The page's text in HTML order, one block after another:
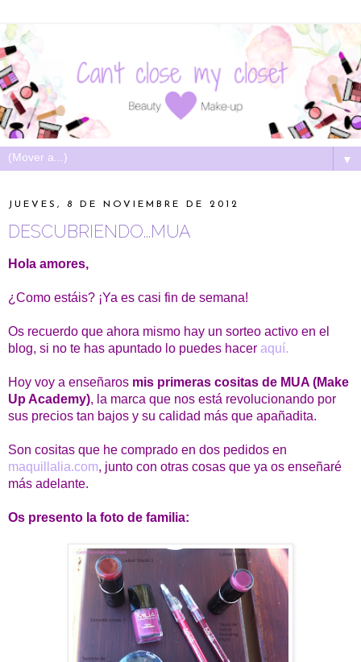
▼
JUEVES, 8 DE NOVIEMBRE DE 2012
DESCUBRIENDO...MUA
Hola amores,
¿Como estáis? ¡Ya es casi fin de semana!
Os recuerdo que ahora mismo hay un sorteo activo en el
blog, si no te has apuntado lo puedes hacer aquí.
Hoy voy a enseñaros mis primeras cositas de MUA (Make
Up Academy), la marca que nos está revolucionando por
sus precios tan bajos y su calidad más que apañadita.
Son cositas que he comprado en dos pedidos en
maquillalia.com, junto con otras cosas que ya os enseñaré
más adelante.
Os presento la foto de familia: